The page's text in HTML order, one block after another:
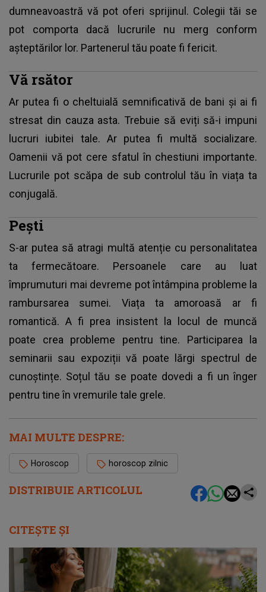
DISTRIBUIE ARTICOLUL
dumneavoastră vă pot oferi sprijinul. Colegii tăi se
pot comporta dacă lucrurile nu merg conform
așteptărilor lor. Partenerul tău poate fi fericit.
Vă rsător
Ar putea fi o cheltuială semnificativă de bani și ai fi
stresat din cauza asta. Trebuie să eviți să-i impuni
lucruri iubitei tale. Ar putea fi multă socializare.
Oamenii vă pot cere sfatul în chestiuni importante.
Lucrurile pot scăpa de sub controlul tău în viața ta
conjugală.
Pești
S-ar putea să atragi multă atenție cu personalitatea
ta fermecătoare. Persoanele care au luat
împrumuturi mai devreme pot întâmpina probleme la
rambursarea sumei. Viața ta amoroasă ar fi
romantică. A fi prea insistent la locul de muncă
poate crea probleme pentru tine. Participarea la
seminarii sau expoziții vă poate lărgi spectrul de
cunoștințe. Soțul tău se poate dovedi a fi un înger
pentru tine în vremurile tale grele.
MAI MULTE DESPRE:
Horoscop horoscop zilnic
CITEȘTE ȘI